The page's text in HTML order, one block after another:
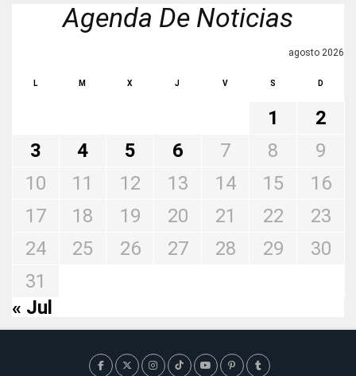
Agenda De Noticias
agosto 2026
L M X J V S D
1
2
3
4 5 6 7 8
9
10
11 12 13 14 15
16
17
18 19 20 21 22
23
24
25 26 27 28 29
30
31
« Jul